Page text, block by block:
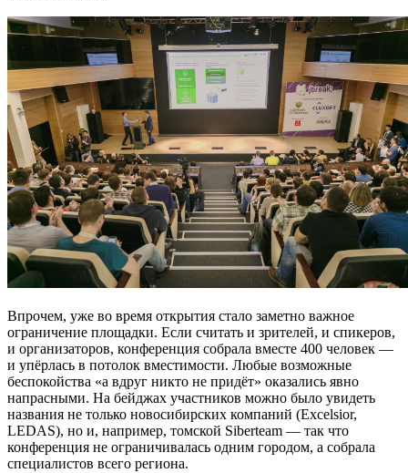
Впрочем, уже во время открытия стало заметно важное
ограничение площадки. Если считать и зрителей, и спикеров,
и организаторов, конференция собрала вместе 400 человек —
и упёрлась в потолок вместимости. Любые возможные
беспокойства «а вдруг никто не придёт» оказались явно
напрасными. На бейджах участников можно было увидеть
названия не только новосибирских компаний (Excelsior,
LEDAS), но и, например, томской Siberteam — так что
конференция не ограничивалась одним городом, а собрала
специалистов всего региона.